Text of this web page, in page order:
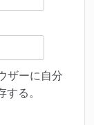
ザーに自分
る。